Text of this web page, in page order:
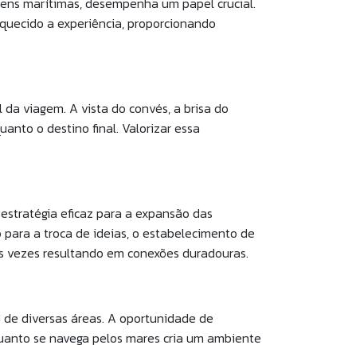
a experiência, proporcionando
viagem. A vista do convés, a brisa do
o destino final. Valorizar essa
eficaz para a expansão das
a troca de ideias, o estabelecimento de
resultando em conexões duradouras.
diversas áreas. A oportunidade de
se navega pelos mares cria um ambiente